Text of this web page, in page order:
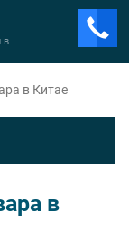
в
в Китае
в